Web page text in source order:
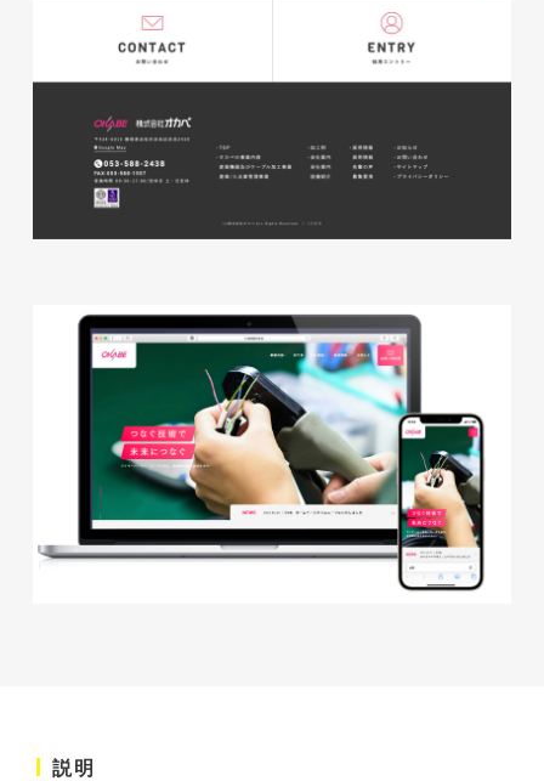
株式会社ベストブラス様 EC
サイト制作
ECサイト
#HTML/CSSコーディング
#レスポンシブWebデザイン
説明